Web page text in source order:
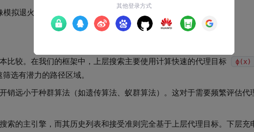
拟退火那样设计复杂的降温计划表，实现简单，鲁棒性强。
比较。在我们的框架中，上层搜索主要使用计算快速的代理目标 ϕ(x)
选有潜力的路径区域。
销远小于种群算法（如遗传算法、蚁群算法）。这对于需要频繁评估代
索的主引擎，而其历史列表和接受准则完全基于上层代理目标。下层充